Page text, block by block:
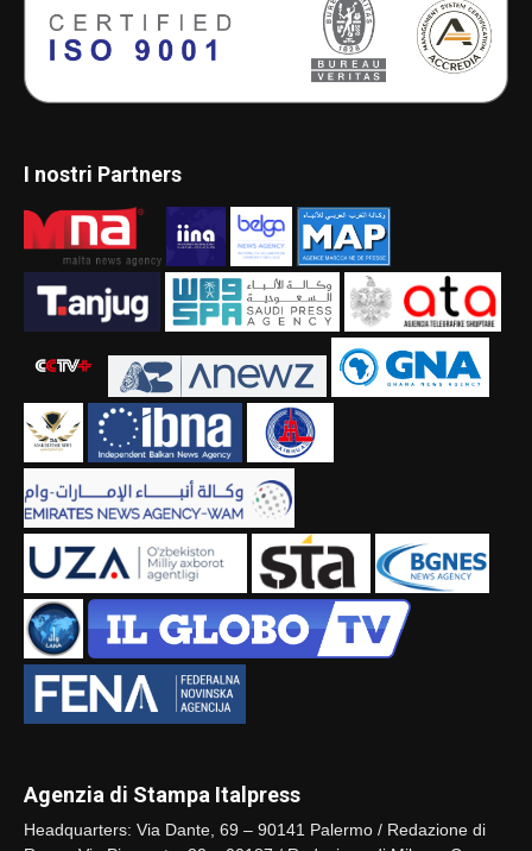
I nostri Partners
Agenzia di Stampa Italpress
Headquarters: Via Dante, 69 – 90141 Palermo / Redazione di